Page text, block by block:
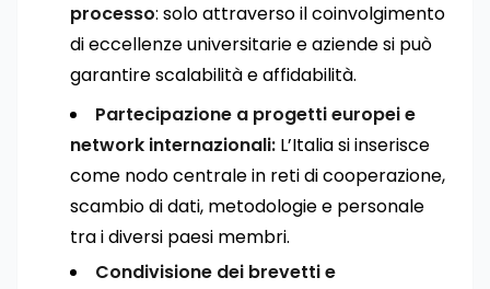
processo: solo attraverso il coinvolgimento
di eccellenze universitarie e aziende si può
garantire scalabilità e affidabilità.
Partecipazione a progetti europei e
network internazionali: L’Italia si inserisce
come nodo centrale in reti di cooperazione,
scambio di dati, metodologie e personale
tra i diversi paesi membri.
Condivisione dei brevetti e